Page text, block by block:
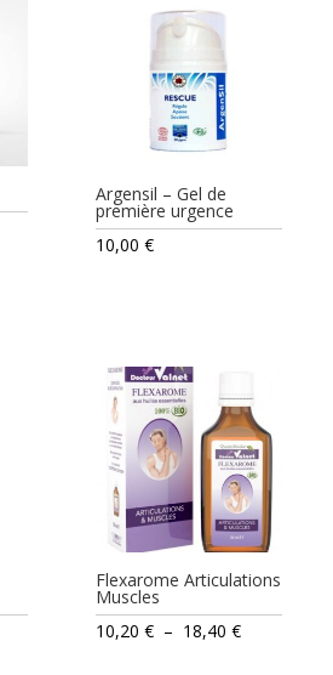
Argensil – Gel de
première urgence
10,00€
Flexarome Articulations
Muscles
10,20€ – 18,40€Plage